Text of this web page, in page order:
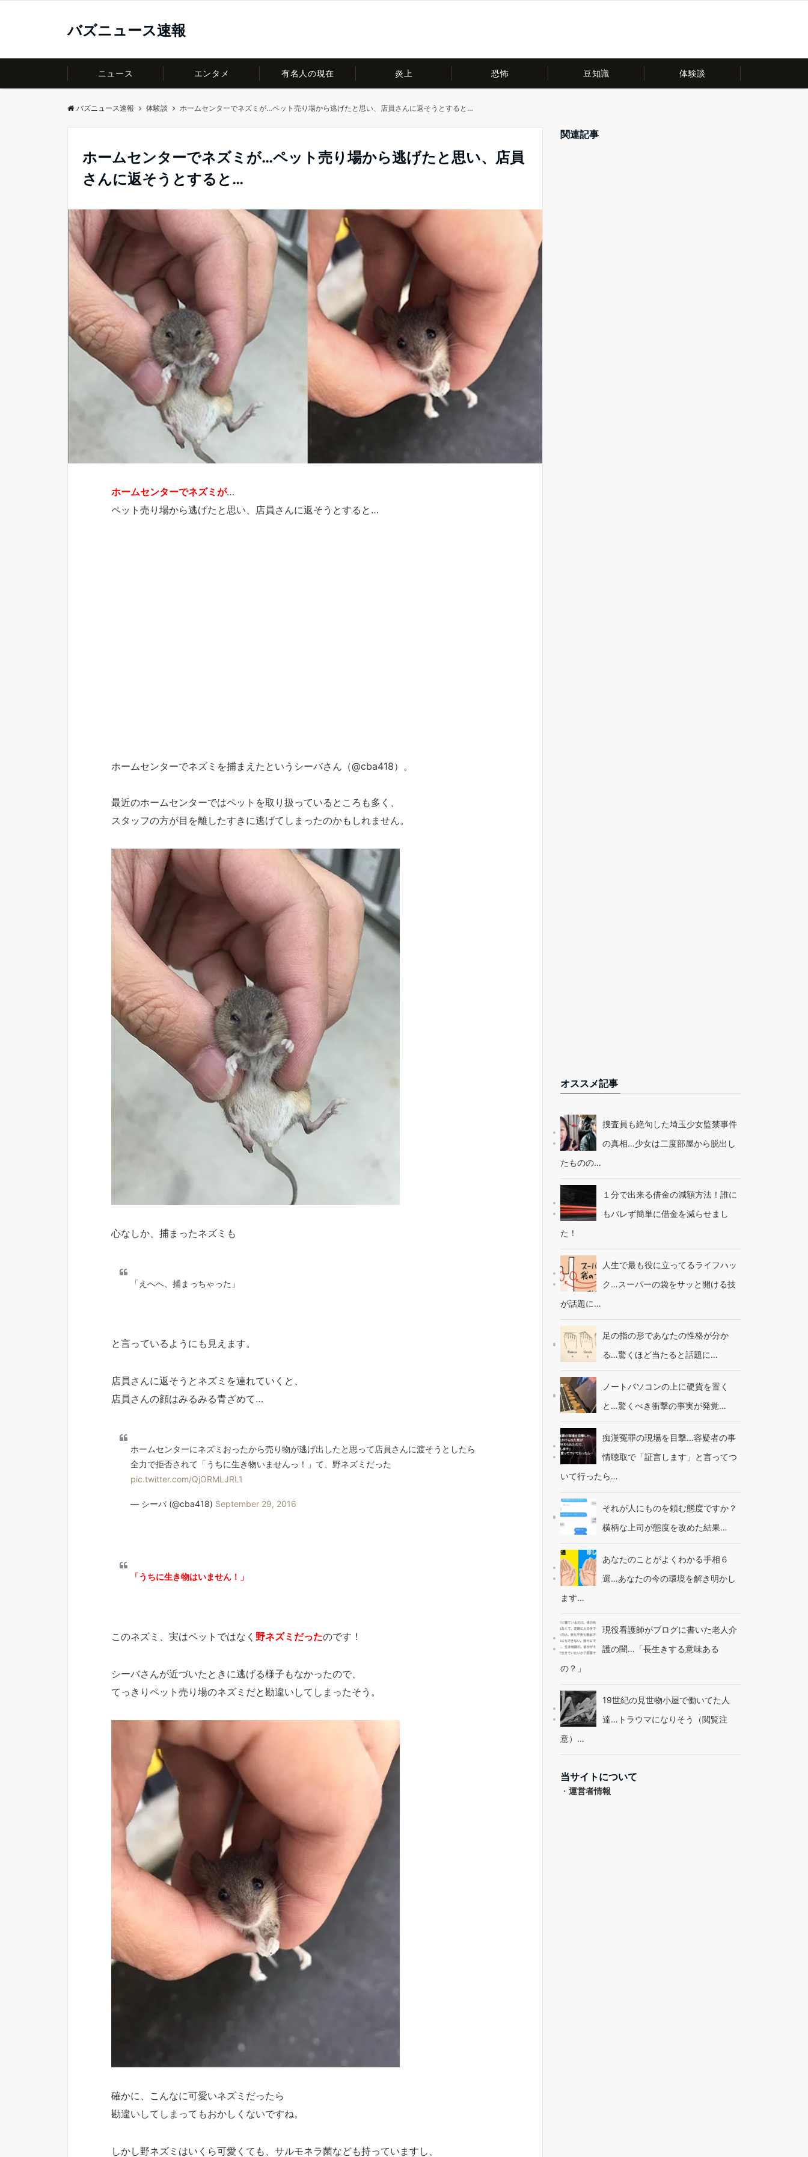
バズニュース速報
ニュース エンタメ 有名人の現在 炎上 恐怖 豆知識 体験談
バズニュース速報 体験談 ホームセンターでネズミが…ペット売り場から逃げたと思い、店員さんに返そうとすると…
ホームセンターでネズミが…ペット売り場から逃げたと思い、店員
さんに返そうとすると…
ホームセンターでネズミが…
ペット売り場から逃げたと思い、店員さんに返そうとすると…
ホームセンターでネズミを捕まえたというシーバさん（@cba418）。
最近のホームセンターではペットを取り扱っているところも多く、
スタッフの方が目を離したすきに逃げてしまったのかもしれません。
心なしか、捕まったネズミも
「えへへ、捕まっちゃった」
と言っているようにも見えます。
店員さんに返そうとネズミを連れていくと、
店員さんの顔はみるみる青ざめて…
ホームセンターにネズミおったから売り物が逃げ出したと思って店員さんに渡そうとしたら
全力で拒否されて「うちに生き物いませんっ！」て、野ネズミだった
pic.twitter.com/QjORMLJRL1
— シーバ (@cba418) September 29, 2016
「うちに生き物はいません！」
このネズミ、実はペットではなく 野ネズミだったのです！
シーバさんが近づいたときに逃げる様子もなかったので、
てっきりペット売り場のネズミだと勘違いしてしまったそう。
確かに、こんなに可愛いネズミだったら
勘違いしてしまってもおかしくないですね。
しかし野ネズミはいくら可愛くても、サルモネラ菌なども持っていますし、
関連記事
オススメ記事
捜査員も絶句した埼玉少女監禁事件
の真相…少女は二度部屋から脱出し
たものの…
１分で出来る借金の減額方法！誰に
もバレず簡単に借金を減らせまし
た！
人生で最も役に立ってるライフハッ
ク…スーパーの袋をサッと開ける技
が話題に…
足の指の形であなたの性格が分か
る…驚くほど当たると話題に…
ノートパソコンの上に硬貨を置く
と…驚くべき衝撃の事実が発覚…
痴漢冤罪の現場を目撃…容疑者の事
情聴取で「証言します」と言ってつ
いて行ったら…
それが人にものを頼む態度ですか？
横柄な上司が態度を改めた結果…
あなたのことがよくわかる手相６
選…あなたの今の環境を解き明かし
ます…
現役看護師がブログに書いた老人介
護の闇…「長生きする意味ある
の？」
19世紀の見世物小屋で働いてた人
達…トラウマになりそう（閲覧注
意）…
当サイトについて
・ 運営者情報